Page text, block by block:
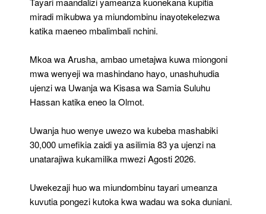
miradi mikubwa ya miundombinu inayotekelezwa
katika maeneo mbalimbali nchini.
Mkoa wa Arusha, ambao umetajwa kuwa miongoni
mwa wenyeji wa mashindano hayo, unashuhudia
ujenzi wa Uwanja wa Kisasa wa Samia Suluhu
Hassan katika eneo la Olmot.
Uwanja huo wenye uwezo wa kubeba mashabiki
30,000 umefikia zaidi ya asilimia 83 ya ujenzi na
unatarajiwa kukamilika mwezi Agosti 2026.
Uwekezaji huo wa miundombinu tayari umeanza
kuvutia pongezi kutoka kwa wadau wa soka duniani.